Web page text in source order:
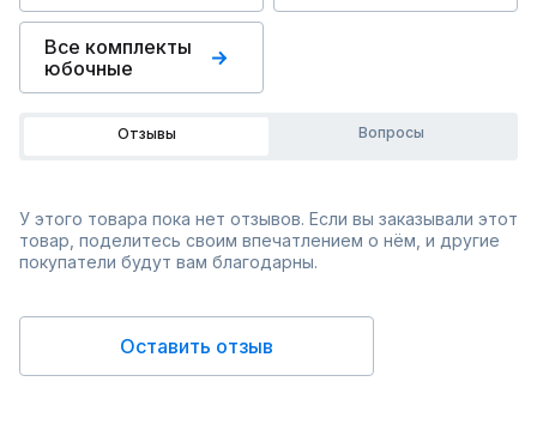
Все комплекты
юбочные
Отзывы Вопросы
У этого товара пока нет отзывов. Если вы заказывали этот
товар, поделитесь своим впечатлением о нём, и другие
покупатели будут вам благодарны.
Оставить отзыв